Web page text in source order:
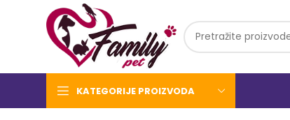
KATEGORIJE PROIZVODA